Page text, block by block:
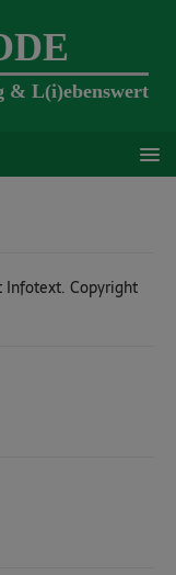
& L(i)ebenswert
Infotext. Copyright